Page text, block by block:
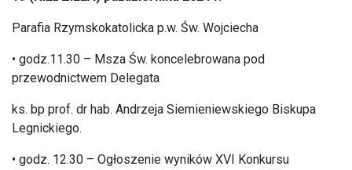
Parafia Rzymskokatolicka p.w. Św. Wojciecha
• godz.11.30 – Msza Św. koncelebrowana pod
przewodnictwem Delegata
ks. bp prof. dr hab. Andrzeja Siemieniewskiego Biskupa
Legnickiego.
• godz. 12.30 – Ogłoszenie wyników XVI Konkursu